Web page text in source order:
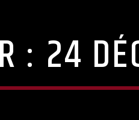
: 24